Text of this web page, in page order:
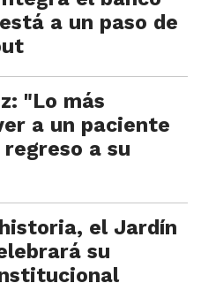
a un paso de
"Lo más
a un paciente
a su
el Jardín
su